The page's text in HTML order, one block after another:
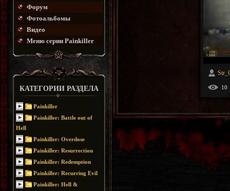
Форум
Фотоальбомы
Видео
Меню серии Painkiller
КАТЕГОРИИ РАЗДЕЛА
Painkiller
Painkiller: Battle out of
Hell
Painkiller: Overdose
Painkiller: Resurrection
Painkiller: Redemption
Painkiller: Recurring Evil
Painkiller: Hell &
10